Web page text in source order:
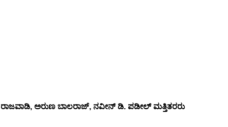
ಅರುಣ ಬಾಲರಾಜ್, ನವೀನ್ ಡಿ. ಪಡೀಲ್ ಮತ್ತಿತರರು